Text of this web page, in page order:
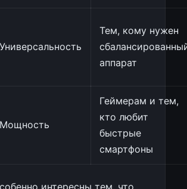
Универсальность
Тем, кому нужен
аппарат
Мощность
Геймерам и тем,
кто любит
быстрые
смартфоны